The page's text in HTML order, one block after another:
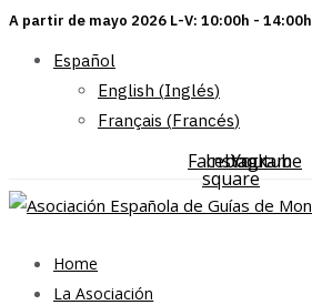
A partir de mayo 2026 L-V: 10:00h - 14:00h
Español
English (Inglés)
Français (Francés)
Facebook-
square
Instagram
Youtube
Home
La Asociación